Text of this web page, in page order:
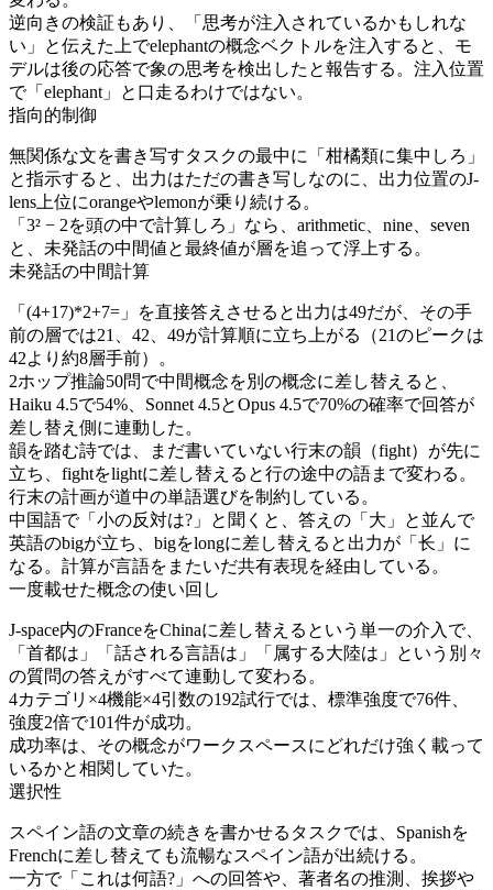
逆向きの検証もあり、「思考が注入されているかもしれな
い」と伝えた上でelephantの概念ベクトルを注入すると、モ
デルは後の応答で象の思考を検出したと報告する。注入位置
で「elephant」と口走るわけではない。
指向的制御
無関係な文を書き写すタスクの最中に「柑橘類に集中しろ」
と指示すると、出力はただの書き写しなのに、出力位置のJ-
lens上位にorangeやlemonが乗り続ける。
「3² − 2を頭の中で計算しろ」なら、arithmetic、nine、seven
と、未発話の中間値と最終値が層を追って浮上する。
未発話の中間計算
「(4+17)*2+7=」を直接答えさせると出力は49だが、その手
前の層では21、42、49が計算順に立ち上がる（21のピークは
42より約8層手前）。
2ホップ推論50問で中間概念を別の概念に差し替えると、
Haiku 4.5で54%、Sonnet 4.5とOpus 4.5で70%の確率で回答が
差し替え側に連動した。
韻を踏む詩では、まだ書いていない行末の韻（fight）が先に
立ち、fightをlightに差し替えると行の途中の語まで変わる。
行末の計画が道中の単語選びを制約している。
中国語で「小の反対は?」と聞くと、答えの「大」と並んで
英語のbigが立ち、bigをlongに差し替えると出力が「长」に
なる。計算が言語をまたいだ共有表現を経由している。
一度載せた概念の使い回し
J-space内のFranceをChinaに差し替えるという単一の介入で、
「首都は」「話される言語は」「属する大陸は」という別々
の質問の答えがすべて連動して変わる。
4カテゴリ×4機能×4引数の192試行では、標準強度で76件、
強度2倍で101件が成功。
成功率は、その概念がワークスペースにどれだけ強く載って
いるかと相関していた。
選択性
スペイン語の文章の続きを書かせるタスクでは、Spanishを
Frenchに差し替えても流暢なスペイン語が出続ける。
一方で「これは何語?」への回答や、著者名の推測、挨拶や